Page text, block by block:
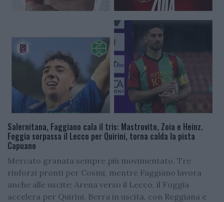
Salernitana, Faggiano cala il tris: Mastrovito, Zoia e Heinz.
Foggia sorpassa il Lecco per Quirini, torna calda la pista
Capuano
Mercato granata sempre più movimentato. Tre
rinforzi pronti per Cosmi, mentre Faggiano lavora
anche alle uscite: Arena verso il Lecco, il Foggia
accelera per Quirini. Berra in uscita, con Reggiana e